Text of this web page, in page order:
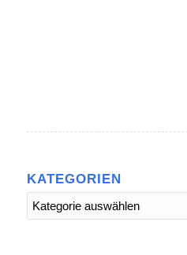
KATEGORIEN
Kategorien